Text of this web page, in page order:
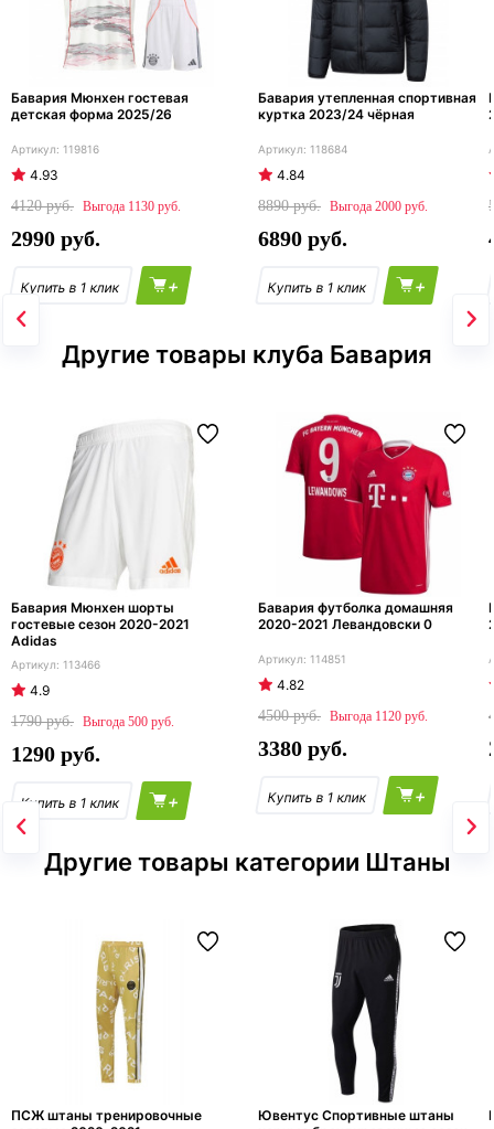
Бавария Мюнхен гостевая
детская форма 2025/26
119816
4.93
4120
1130
2990
+
Бавария утепленная спортивная
куртка 2023/24 чёрная
118684
4.84
8890
2000
6890
+
Другие товары клуба Бавария
Бавария Мюнхен шорты
гостевые сезон 2020-2021
Adidas
113466
4.9
1790
500
1290
+
Бавария футболка домашняя
2020-2021 Левандовски 0
114851
4.82
4500
1120
3380
+
Другие товары категории Штаны
ПСЖ штаны тренировочные
Ювентус Спортивные штаны